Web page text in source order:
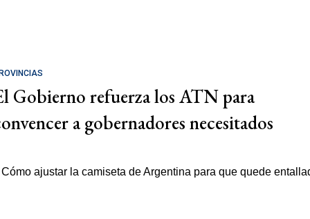
Gobierno refuerza los ATN para
a gobernadores necesitados